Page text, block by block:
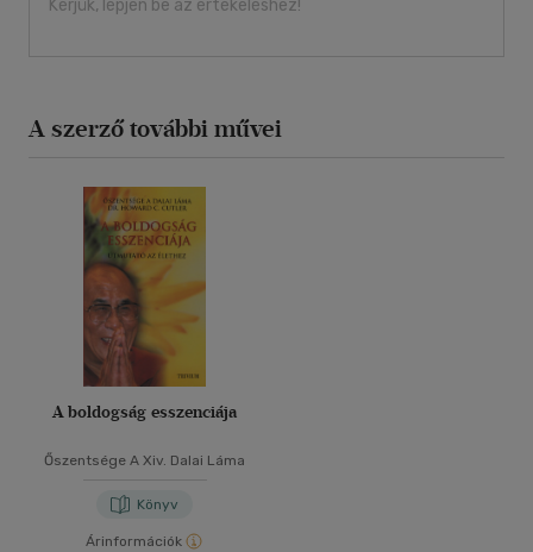
Kérjük, lépjen be az értékeléshez!
A szerző további művei
A boldogság esszenciája
Őszentsége A Xiv. Dalai Láma
Könyv
Árinformációk